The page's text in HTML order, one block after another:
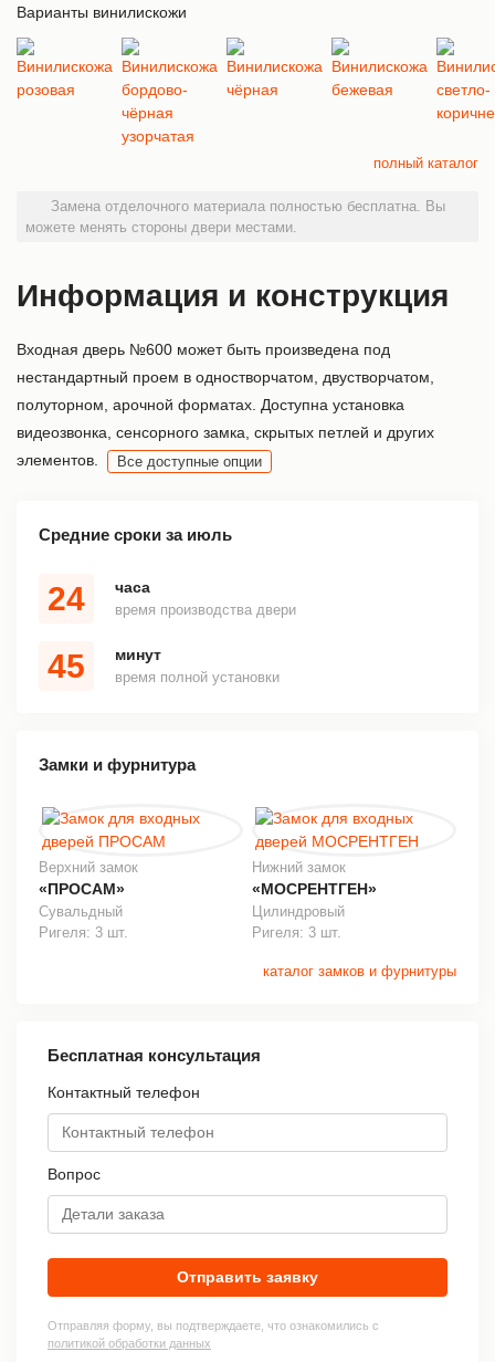
Варианты винилискожи
полный каталог
Замена отделочного материала полностью бесплатна. Вы
можете менять стороны двери местами.
Информация и конструкция
Входная дверь №600 может быть произведена под
нестандартный проем в одностворчатом, двустворчатом,
полуторном, арочной форматах. Доступна установка
видеозвонка, сенсорного замка, скрытых петлей и других
элементов.
Все доступные опции
Средние сроки за июль
24 часа
время производства двери
45 минут
время полной установки
Замки и фурнитура
Верхний замок
«ПРОСАМ»
Сувальдный
Ригеля: 3 шт.
Нижний замок
«МОСРЕНТГЕН»
Цилиндровый
Ригеля: 3 шт.
каталог замков и фурнитуры
Бесплатная консультация
Контактный телефон
Вопрос
Отправить заявку
Отправляя форму, вы подтверждаете, что ознакомились с
политикой обработки данных